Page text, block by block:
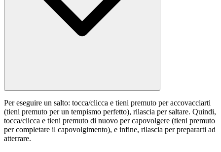
Per eseguire un salto: tocca/clicca e tieni premuto per accovacciarti
(tieni premuto per un tempismo perfetto), rilascia per saltare. Quindi,
tocca/clicca e tieni premuto di nuovo per capovolgere (tieni premuto
per completare il capovolgimento), e infine, rilascia per prepararti ad
atterrare.